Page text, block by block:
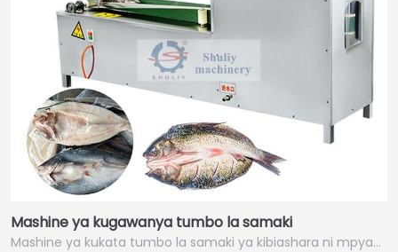
Mashine ya kugawanya tumbo la samaki
Mashine ya kukata tumbo la samaki ya kibiashara ni mpya…